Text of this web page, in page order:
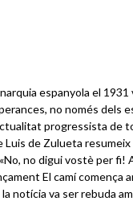
espanyola el
no només dels
progressista de
Luis de Zulueta
no digui vostè per fi!
El camí comença
notícia va ser rebuda